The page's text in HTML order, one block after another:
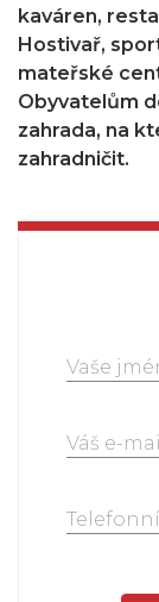
kaváren,
Hostivař,
mateřské
Obyvatelům
zahrada, na
zahradničit.